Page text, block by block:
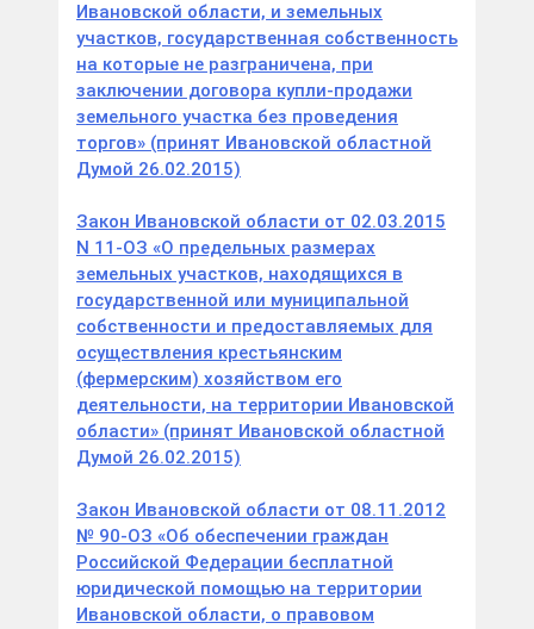
Ивановской области, и земельных
участков, государственная собственность
на которые не разграничена, при
заключении договора купли-продажи
земельного участка без проведения
торгов» (принят Ивановской областной
Думой 26.02.2015)
Закон Ивановской области от 02.03.2015
N 11-ОЗ «О предельных размерах
земельных участков, находящихся в
государственной или муниципальной
собственности и предоставляемых для
осуществления крестьянским
(фермерским) хозяйством его
деятельности, на территории Ивановской
области» (принят Ивановской областной
Думой 26.02.2015)
Закон Ивановской области от 08.11.2012
№ 90-ОЗ «Об обеспечении граждан
Российской Федерации бесплатной
юридической помощью на территории
Ивановской области, о правовом